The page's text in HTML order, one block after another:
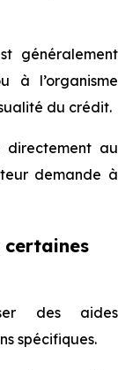
généralement
à l’organisme
du crédit.
directement au
demande à
certaines
des aides
spécifiques.